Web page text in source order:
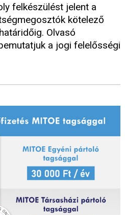
felkészülést jelent a
kötelező
Olvasó
a jogi felelősségi